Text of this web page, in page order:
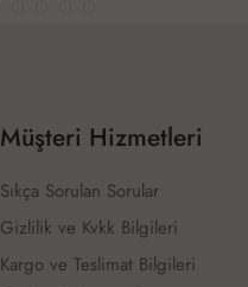
Müşteri Hizmetleri
Sıkça Sorulan Sorular
Gizlilik ve Kvkk Bilgileri
Kargo ve Teslimat Bilgileri